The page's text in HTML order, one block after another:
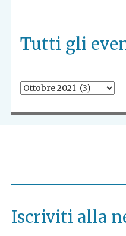
Tutti gli
Iscriviti alla